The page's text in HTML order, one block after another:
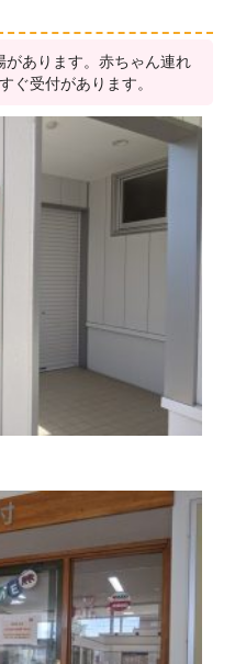
あります。赤ちゃん連れ
ぐ受付があります。